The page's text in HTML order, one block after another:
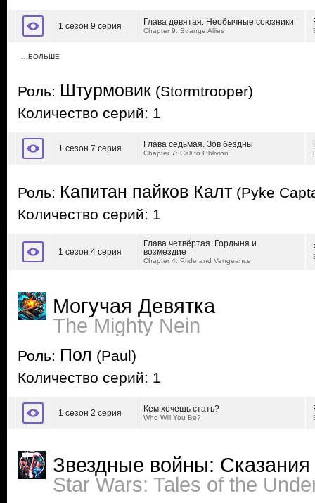
1 сезон 9 серия Глава девятая. Необычные союзники
Chapter 9: Strange Allies
…БОЛЬШЕ
Роль: Штурмовик (Stormtrooper)
Количество серий: 1
1 сезон 7 серия Глава седьмая. Зов бездны
Chapter 7: Call to Oblivion
Роль: Капитан пайков Калт (Pyke
Количество серий: 1
1 сезон 4 серия
Глава четвёртая. Гордыня и
возмездие
Chapter 4: Pride and Vengeance
Могучая Девятка
The Mighty Nein
Роль: Пол (Paul)
Количество серий: 1
1 сезон 2 серия Кем хочешь стать?
Who Will You Be?
Звездные войны:
Star Wars: Tales of the